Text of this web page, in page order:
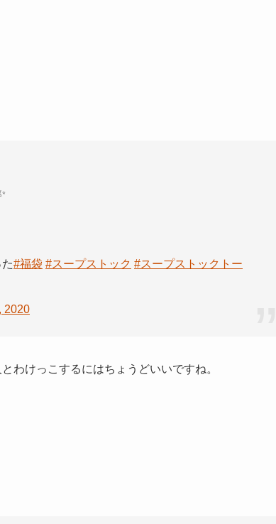
#福袋 #スープストック #スープストックトー
2020
わけっこするにはちょうどいいですね。